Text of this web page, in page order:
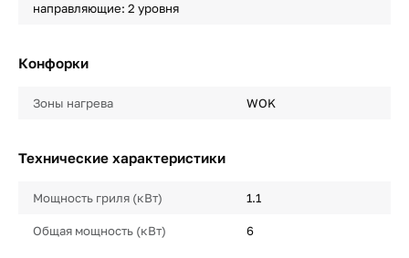
направляющие: 2 уровня
Конфорки
Зоны нагрева WOK
Технические характеристики
Мощность гриля (кВт) 1.1
Общая мощность (кВт) 6